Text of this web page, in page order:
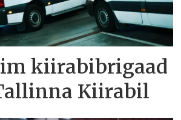
kiirabibrigaad
Kiirabil